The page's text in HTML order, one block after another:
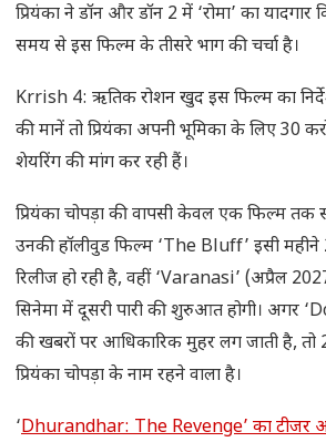
प्रियंका ने डॉन और डॉन 2 में ‘रोमा’ का यादगार
समय से इस फिल्म के तीसरे भाग की चर्चा है।
Krrish 4: ऋतिक रोशन खुद इस फिल्म का
की मानें तो प्रियंका अपनी भूमिका के लिए 30
शेयरिंग की मांग कर रही हैं।
प्रियंका चोपड़ा की वापसी केवल एक फिल्म तक
उनकी हॉलीवुड फिल्म ‘The Bluff’ इसी
रिलीज हो रही है, वहीं ‘Varanasi’ (अप्रैल
सिनेमा में दूसरी पारी की शुरुआत होगी। अगर
की खबरों पर आधिकारिक मुहर लग जाती है, तो
प्रियंका चोपड़ा के नाम रहने वाला है।
‘Dhurandhar: The Revenge’ का टीजर